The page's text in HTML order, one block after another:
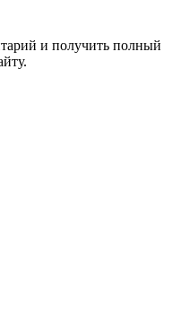
и получить полный